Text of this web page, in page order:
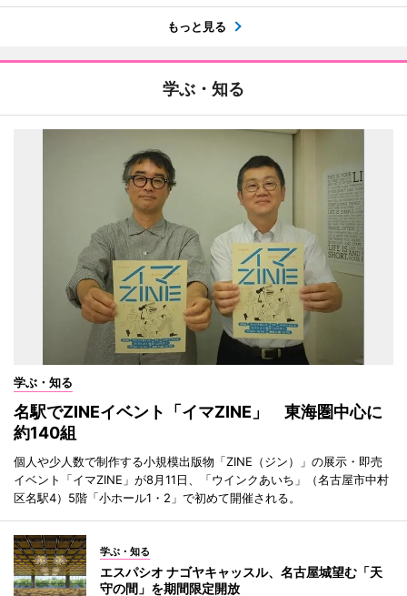
もっと見る
学ぶ・知る
学ぶ・知る
名駅でZINEイベント「イマZINE」 東海圏中心に
約140組
個人や少人数で制作する小規模出版物「ZINE（ジン）」の展示・即売
イベント「イマZINE」が8月11日、「ウインクあいち」（名古屋市中村
区名駅4）5階「小ホール1・2」で初めて開催される。
学ぶ・知る
エスパシオ ナゴヤキャッスル、名古屋城望む「天
守の間」を期間限定開放